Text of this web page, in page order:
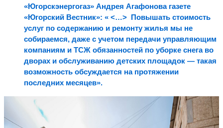
«Югорскэнергогаз» Андрея Агафонова газете
«Югорский Вестник»: « <…> Повышать стоимость
услуг по содержанию и ремонту жилья мы не
собираемся, даже с учетом передачи управляющим
компаниям и ТСЖ обязанностей по уборке снега во
дворах и обслуживанию детских площадок — такая
возможность обсуждается на протяжении
последних месяцев».